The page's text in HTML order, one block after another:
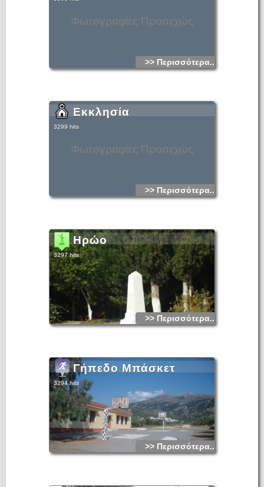
Φωτογραφίες Προσεχώς
>> Περισσότερα...
Φωτογραφίες Προσεχώς
Εκκλησία
3299 hits
>> Περισσότερα...
Ηρώο
3297 hits
>> Περισσότερα...
Γήπεδο Μπάσκετ
3294 hits
>> Περισσότερα...